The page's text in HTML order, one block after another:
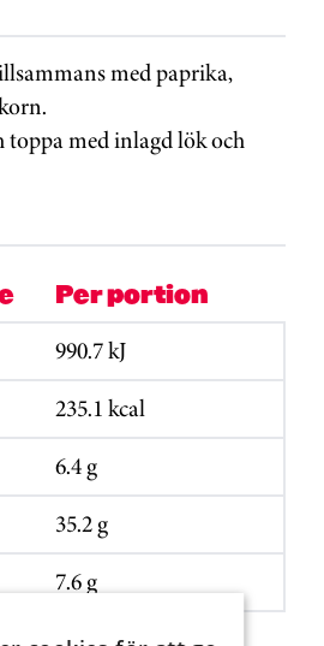
med paprika,
med inlagd lök och
Per portion
990.7 kJ
235.1 kcal
6.4 g
35.2 g
7.6 g